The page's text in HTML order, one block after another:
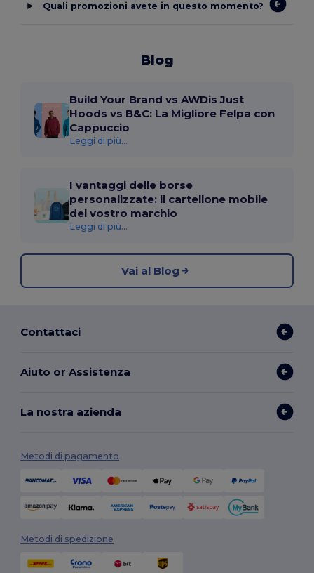
Quali promozioni avete in questo momento?
Blog
Build Your Brand vs AWDis Just
Hoods vs B&C: La Migliore Felpa con
Cappuccio
Leggi di più...
I vantaggi delle borse
personalizzate: il cartellone mobile
del vostro marchio
Leggi di più...
Vai al Blog
Contattaci
Aiuto or Assistenza
La nostra azienda
Metodi di pagamento
Metodi di spedizione